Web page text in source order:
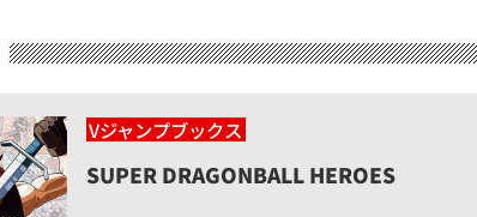
Vジャンプブックス
SUPER DRAGONBALL HEROES